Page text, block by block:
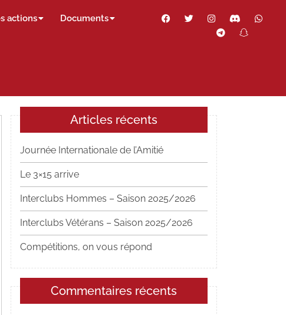
actions Documents Facebook
Twitter InstagramDiscord
Telegram
Articles récents
Journée Internationale de l’Amitié
Le 3×15 arrive
Interclubs Hommes – Saison 2025/2026
Interclubs Vétérans – Saison 2025/2026
Compétitions, on vous répond
Commentaires récents